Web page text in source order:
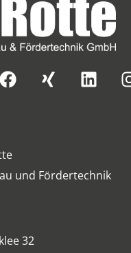
und Fördertechnik
32